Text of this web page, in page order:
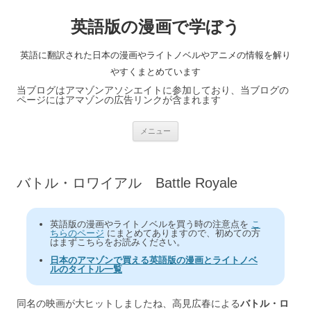
英語版の漫画で学ぼう
英語に翻訳された日本の漫画やライトノベルやアニメの情報を解り
やすくまとめています
当ブログはアマゾンアソシエイトに参加しており、当ブログの
ページにはアマゾンの広告リンクが含まれます
メニュー
ス
バトル・ロワイアル Battle Royale
英語版の漫画やライトノベルを買う時の注意点を こ
ちらのページ にまとめてありますので、初めての方
はまずこちらをお読みください。
日本のアマゾンで買える英語版の漫画とライトノベ
ルのタイトル一覧
同名の映画が大ヒットしましたね、高見広春によるバトル・ロ